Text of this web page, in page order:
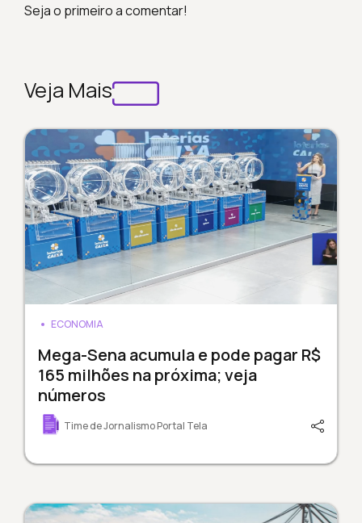
Seja o primeiro a comentar!
Veja Mais
ECONOMIA
Mega-Sena acumula e pode pagar R$
165 milhões na próxima; veja
números
Time de Jornalismo Portal Tela